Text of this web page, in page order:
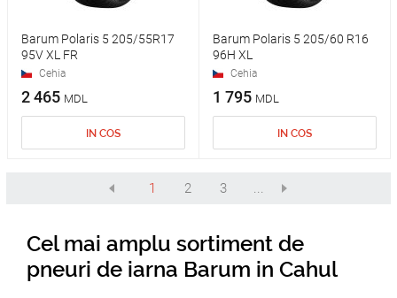
Barum Polaris 5 205/55R17
95V XL FR
Cehia
2 465 MDL
IN COS
Barum Polaris 5 205/60 R16
96H XL
Cehia
1 795 MDL
IN COS
1 2 3 ...
Cel mai amplu sortiment de
pneuri de iarna Barum in Cahul